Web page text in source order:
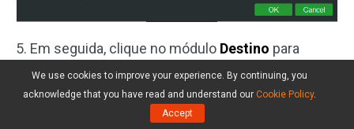
5. Em seguida, clique no módulo Destino para
escolher o disco onde deseja salvar os arquivos.
Se você quiser sincronizá-los com uma unidade de
Compartilhado
We use cookies to improve your experience. By continuing, you
acknowledge that you have read and understand our Cookie Policy.
Accept